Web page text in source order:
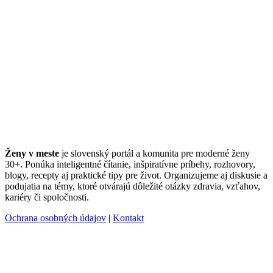
Ženy v meste je slovenský portál a komunita pre moderné ženy
30+. Ponúka inteligentné čítanie, inšpiratívne príbehy, rozhovory,
blogy, recepty aj praktické tipy pre život. Organizujeme aj diskusie a
podujatia na témy, ktoré otvárajú dôležité otázky zdravia, vzťahov,
kariéry či spoločnosti.
Ochrana osobných údajov
Kontakt